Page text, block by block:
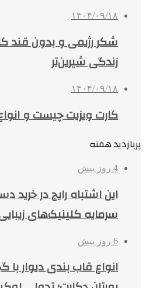
۱۴۰۴/۰۹/۱۸
شکر رژیمی و بدون قند
زندگی شیرین‌تر
۱۴۰۴/۰۹/۱۸
کارت ویزیت چیست و
پربازدید هفته
4 روز پیش
این اشتباه رایج در خرید
سرمایه کلینیک‌های
6 روز پیش
انواع قاب بندی دیوار